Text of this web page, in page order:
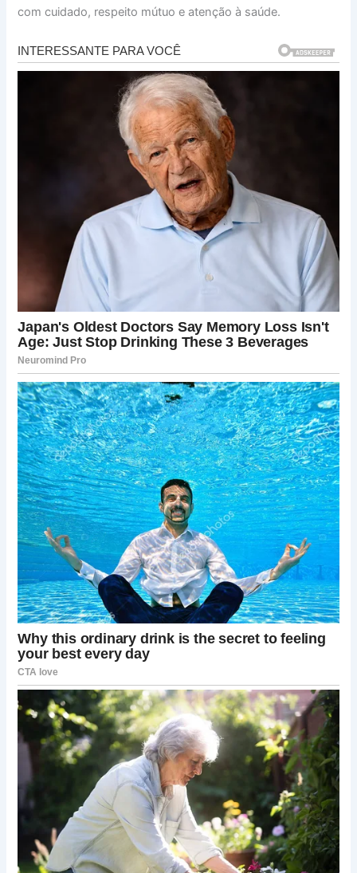
com cuidado, respeito mútuo e atenção à saúde.